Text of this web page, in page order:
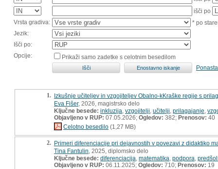
išči po
Vrsta gradiva:
* po
Jezik:
Išči po:
Opcije:
Prikaži samo zadetke s celotnim besedilom
1. Izkušnje učiteljev in vzgojiteljev Obalno-kKraške regije s
Eva Fišer, 2026, magistrsko delo
Ključne besede: inkluzija vzgojitelji učitelji prilagajanje
Objavljeno v RUP: 07.05.2026; Ogledov: 382; Prenosov: 40
Celotno besedilo (1,27 MB)
2. Primeri diferenciacije pri dejavnostih v povezavi z didaktiko
Tina Fantulin , 2025, diplomsko delo
Ključne besede: diferenciacija matematika podpora
Objavljeno v RUP: 06.11.2025; Ogledov: 710; Prenosov: 19